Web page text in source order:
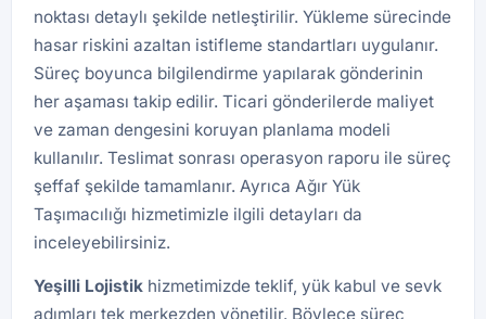
noktası detaylı şekilde netleştirilir. Yükleme sürecinde
hasar riskini azaltan istifleme standartları uygulanır.
Süreç boyunca bilgilendirme yapılarak gönderinin
her aşaması takip edilir. Ticari gönderilerde maliyet
ve zaman dengesini koruyan planlama modeli
kullanılır. Teslimat sonrası operasyon raporu ile süreç
şeffaf şekilde tamamlanır. Ayrıca Ağır Yük
Taşımacılığı hizmetimizle ilgili detayları da
inceleyebilirsiniz.
Yeşilli Lojistik hizmetimizde teklif, yük kabul ve sevk
adımları tek merkezden yönetilir. Böylece süreç